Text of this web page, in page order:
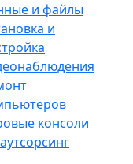
и файлы
и
консоли